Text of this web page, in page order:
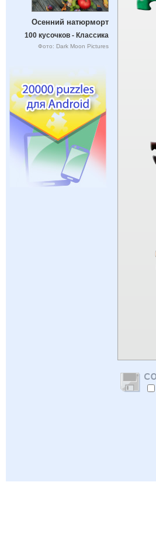
Осенний натюрморт
100 кусочков - Классика
Фото: Dark Moon Pictures